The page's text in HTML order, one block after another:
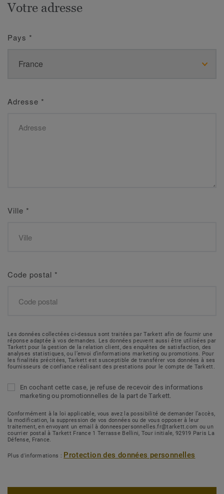
Votre adresse
Pays *
Adresse *
Ville *
Code postal *
Les données collectées ci-dessus sont traitées par Tarkett afin de fournir une
réponse adaptée à vos demandes. Les données peuvent aussi être utilisées par
Tarkett pour la gestion de la relation client, des enquêtes de satisfaction, des
analyses statistiques, ou l’envoi d’informations marketing ou promotions. Pour
les finalités précitées, Tarkett est susceptible de transférer vos données à ses
fournisseurs de confiance réalisant des prestations pour le compte de Tarkett.
En cochant cette case, je refuse de recevoir des informations
marketing ou promotionnelles de la part de Tarkett.
Conformément à la loi applicable, vous avez la possibilité de demander l’accès,
la modification, la suppression de vos données ou de vous opposer à leur
traitement, en envoyant un email à donneespersonnelles.fr@tarkett.com ou un
courrier postal à Tarkett France 1 Terrasse Bellini, Tour initiale, 92919 Paris La
Défense, France.
Plus d'informations : Protection des données personnelles